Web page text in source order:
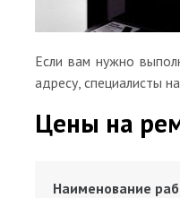
Если вам нужно
адресу, специалисты
Цены на
Наименование